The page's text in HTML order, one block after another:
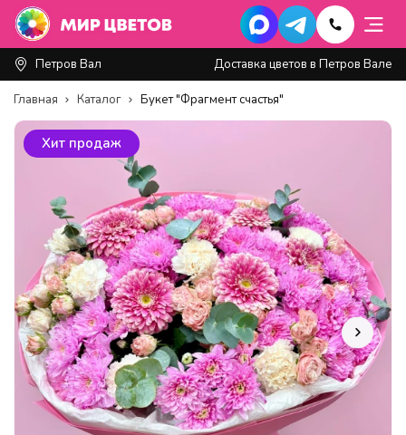
Петров Вал Доставка цветов в Петров Вале
Главная Каталог Букет "Фрагмент счастья"
Хит продаж